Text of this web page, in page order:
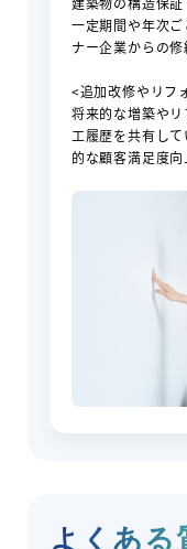
一定期間や年次
ナー企業からの修
<追加改修やリフ
将来的な増築や
工履歴を共有し
的な顧客満足度向